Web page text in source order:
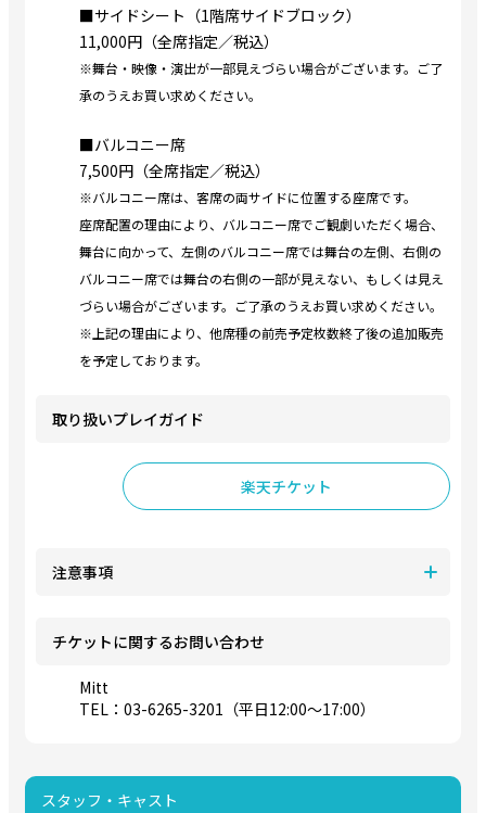
■サイドシート（1階席サイドブロック）
11,000円（全席指定／税込）
※舞台・映像・演出が一部見えづらい場合がございます。ご了
承のうえお買い求めください。
■バルコニー席
7,500円（全席指定／税込）
※バルコニー席は、客席の両サイドに位置する座席です。
座席配置の理由により、バルコニー席でご観劇いただく場合、
舞台に向かって、左側のバルコニー席では舞台の左側、右側の
バルコニー席では舞台の右側の一部が見えない、もしくは見え
づらい場合がございます。ご了承のうえお買い求めください。
※上記の理由により、他席種の前売予定枚数終了後の追加販売
を予定しております。
取り扱いプレイガイド
楽天チケット
注意事項
チケットに関するお問い合わせ
Mitt
TEL：03-6265-3201（平日12:00～17:00）
スタッフ・キャスト